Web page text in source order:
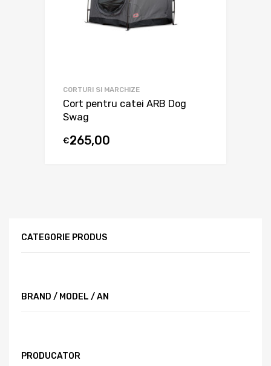
CORTURI SI MARCHIZE
Cort pentru catei ARB Dog
Swag
€265,00
CATEGORIE PRODUS
BRAND / MODEL / AN
PRODUCATOR